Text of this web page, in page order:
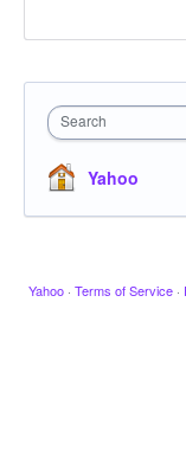
Search
Yahoo
Yahoo · Terms of Service ·